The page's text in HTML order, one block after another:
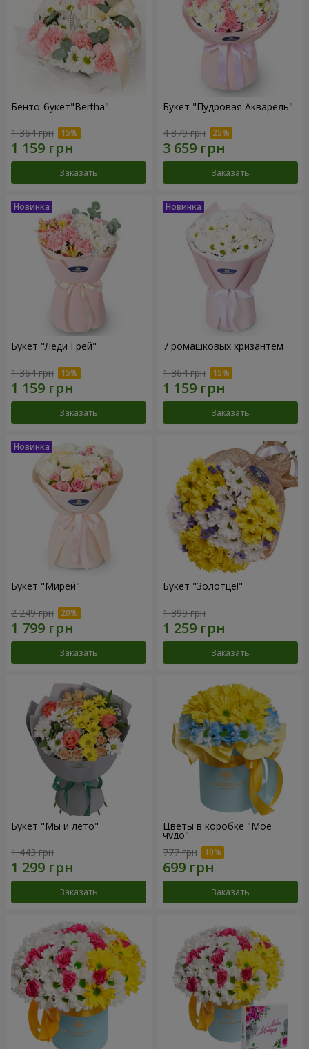
Бенто-букет"Bertha"
1 364 грн
Заказать
Букет "Пудровая Акварель"
4 879 грн
Заказать
Букет "Леди Грей"
1 364 грн
Заказать
7 ромашковых хризантем
1 364 грн
Заказать
Букет "Мирей"
2 249 грн
Заказать
Букет "Золотце!"
1 399 грн
Заказать
Букет "Мы и лето"
1 443 грн
Заказать
Цветы в коробке "Мое
чудо"
777 грн
Заказать